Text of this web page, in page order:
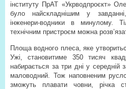
інституту ПрАТ «Укрводпроєкт»
було найскладнішим у
інженери-водники в минулому.
технічним пристроєм можна
Площа водного плеса, яке
Ужі, становитиме 350 тисяч
набирається за три дні у середній
маловодний. Тож наповненим
зможуть плавати човни, річка